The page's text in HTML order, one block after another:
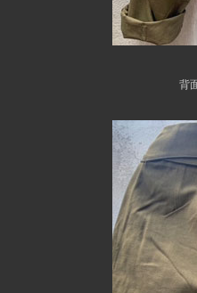
背面ポケットはご